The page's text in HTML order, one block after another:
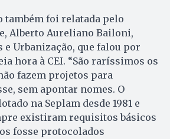
também foi relatada pelo
Alberto Aureliano Bailoni,
e Urbanização, que falou por
hora à CEI. “São raríssimos os
fazem projetos para
sem apontar nomes. O
na Seplam desde 1981 e
existiram requisitos básicos
fosse protocolados